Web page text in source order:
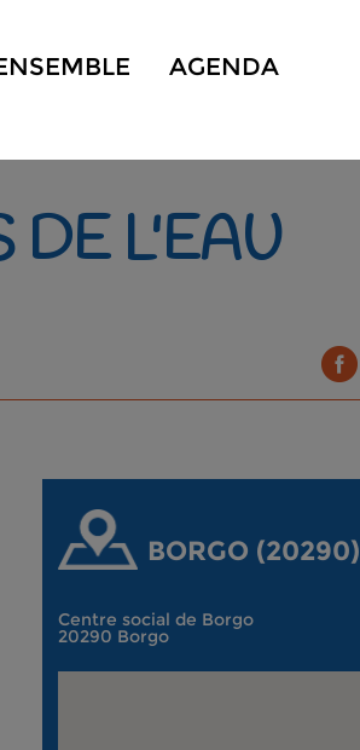
AGENDA
DE L'EAU
BORGO (20290)
Centre social de Borgo
20290 Borgo